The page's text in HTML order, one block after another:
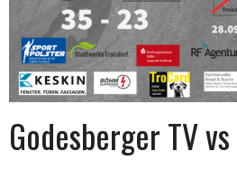
Godesberger TV